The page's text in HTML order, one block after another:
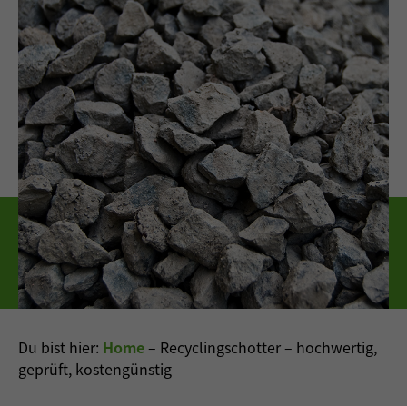
Du bist hier: Home– Recyclingschotter – hochwertig,
geprüft, kostengünstig